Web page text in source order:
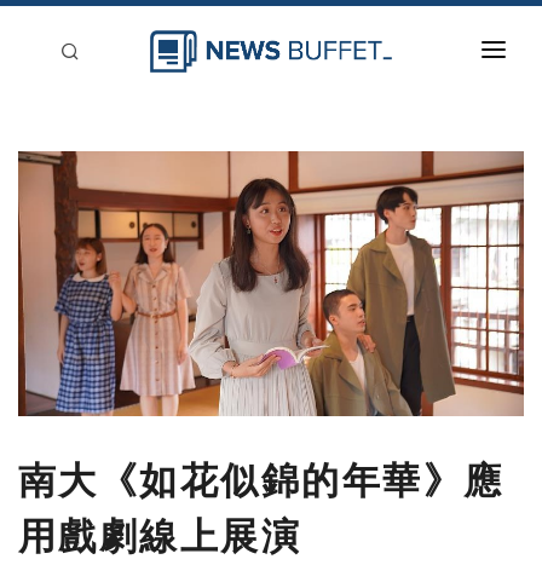
新聞稿分類
登入
刊登
南大《如花似錦的年華》應
用戲劇線上展演